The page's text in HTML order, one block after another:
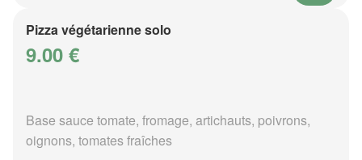
Pizza végétarienne solo
9.00 €
Base sauce tomate, fromage, artichauts, poivrons,
oignons, tomates fraîches